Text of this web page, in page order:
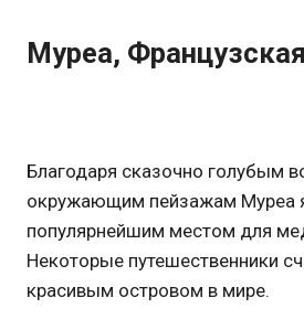
Муреа,
Благодаря сказочно голубым
окружающим пейзажам Муреа
популярнейшим местом для
Некоторые путешественники
красивым островом в мире.